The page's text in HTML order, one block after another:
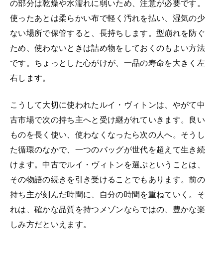
の部分は乾燥や水濡れに弱いため、注意が必要です。
使ったあとは柔らかい布で軽く汚れを払い、湿気の少
ない場所で保管すると、長持ちします。型崩れを防ぐ
ため、使わないときは詰め物をしておくのもよい方法
です。ちょっとした心がけが、一品の寿命を大きく左
右します。
こうして大切に使われたルイ・ヴィトンは、やがて中
古市場で次の持ち主へと受け継がれていきます。良い
ものを長く使い、使わなくなったら次の人へ。そうし
た循環のなかで、一つのバッグが世代を超えて生き続
けます。中古でルイ・ヴィトンを選ぶということは、
その物語の続きを引き受けることでもあります。前の
持ち主が刻んだ時間に、自分の時間を重ねていく。そ
れは、確かな品質を持つメゾンならではの、豊かな楽
しみ方だといえます。